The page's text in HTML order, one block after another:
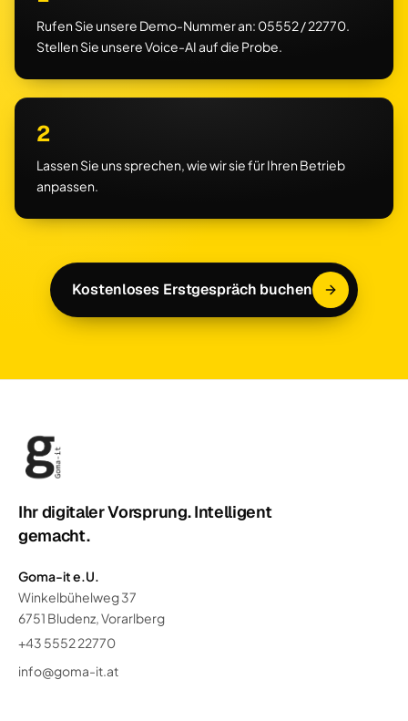
Rufen Sie unsere Demo-Nummer an: 05552 / 22770.
Stellen Sie unsere Voice-AI auf die Probe.
2
Lassen Sie uns sprechen, wie wir sie für Ihren Betrieb
anpassen.
Kostenloses Erstgespräch buchen
Ihr digitaler Vorsprung. Intelligent
gemacht.
Goma-it e.U.
Winkelbühelweg 37
6751 Bludenz, Vorarlberg
+43 5552 22770
info@goma-it.at